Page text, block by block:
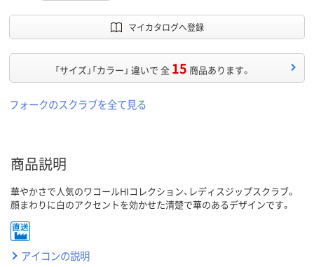
マイカタログへ登録
「サイズ」「カラー」 違いで 全 15 商品あります。
フォークのスクラブを全て見る
商品説明
華やかさで人気のワコールHIコレクション、レディスジップスクラブ。
顔まわりに白のアクセントを効かせた清楚で華のあるデザインです。
アイコンの説明